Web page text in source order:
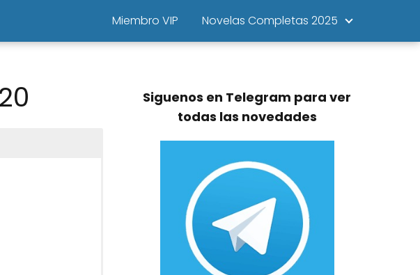
Miembro VIP Novelas Completas 2025
Siguenos en Telegram para ver
todas las novedades